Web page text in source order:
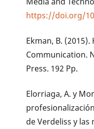
https://doi.org/
Ekman, B.
Communication.
Press. 192 Pp.
Elorriaga, A. y
de Verdeliss y las